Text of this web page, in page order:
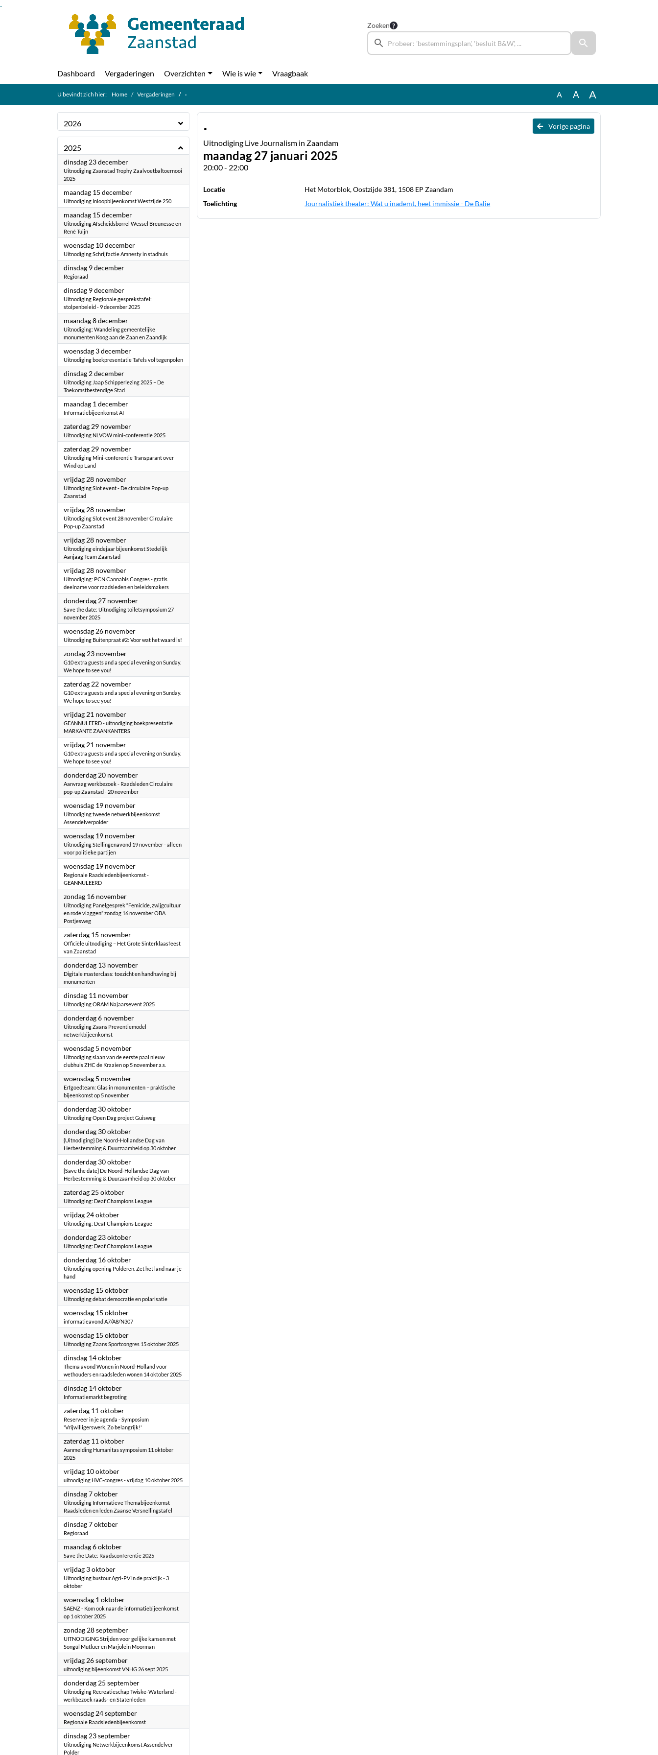
Ga naar de inhoud van deze pagina
Zoeken
Dashboard Vergaderingen Overzichten Wie is wie Vraagbaak
U bevindt zich hier: Home Vergaderingen · A A A
2026
2025
dinsdag 23 december2025
Uitnodiging Zaanstad Trophy Zaalvoetbaltoernooi
2025
maandag 15 december2025
Uitnodiging Inloopbijeenkomst Westzijde 250
maandag 15 december2025
Uitnodiging Afscheidsborrel Wessel Breunesse en
René Tuijn
woensdag 10 december2025
Uitnodiging Schrijfactie Amnesty in stadhuis
dinsdag 9 december2025
Regioraad
dinsdag 9 december2025
Uitnodiging Regionale gesprekstafel:
stolpenbeleid - 9 december 2025
maandag 8 december2025
Uitnodiging: Wandeling gemeentelijke
monumenten Koog aan de Zaan en Zaandijk
woensdag 3 december2025
Uitnodiging boekpresentatie Tafels vol tegenpolen
dinsdag 2 december2025
Uitnodiging Jaap Schipperlezing 2025 – De
Toekomstbestendige Stad
maandag 1 december2025
Informatiebijeenkomst AI
zaterdag 29 november2025
Uitnodiging NLVOW mini-conferentie 2025
zaterdag 29 november2025
Uitnodiging Mini-conferentie Transparant over
Wind op Land
vrijdag 28 november2025
Uitnodiging Slot event - De circulaire Pop-up
Zaanstad
vrijdag 28 november2025
Uitnodiging Slot event 28 november Circulaire
Pop-up Zaanstad
vrijdag 28 november2025
Uitnodiging eindejaar bijeenkomst Stedelijk
Aanjaag Team Zaanstad
vrijdag 28 november2025
Uitnodiging: PCN Cannabis Congres - gratis
deelname voor raadsleden en beleidsmakers
donderdag 27 november2025
Save the date: Uitnodiging toiletsymposium 27
november 2025
woensdag 26 november2025
Uitnodiging Buitenpraat #2: Voor wat het waard is!
zondag 23 november2025
G10 extra guests and a special evening on Sunday.
We hope to see you!
zaterdag 22 november2025
G10 extra guests and a special evening on Sunday.
We hope to see you!
vrijdag 21 november2025
GEANNULEERD - uitnodiging boekpresentatie
MARKANTE ZAANKANTERS
vrijdag 21 november2025
G10 extra guests and a special evening on Sunday.
We hope to see you!
donderdag 20 november2025
Aanvraag werkbezoek - Raadsleden Circulaire
pop-up Zaanstad - 20 november
woensdag 19 november2025
Uitnodiging tweede netwerkbijeenkomst
Assendelverpolder
woensdag 19 november2025
Uitnodiging Stellingenavond 19 november - alleen
voor politieke partijen
woensdag 19 november2025
Regionale Raadsledenbijeenkomst -
GEANNULEERD
zondag 16 november2025
Uitnodiging ​Panelgesprek “Femicide, zwijgcultuur
en rode vlaggen” zondag 16 november OBA
Postjesweg
zaterdag 15 november2025
Officiële uitnodiging – Het Grote Sinterklaasfeest
van Zaanstad
donderdag 13 november2025
Digitale masterclass: toezicht en handhaving bij
monumenten
dinsdag 11 november2025
Uitnodiging ORAM Najaarsevent 2025
donderdag 6 november2025
Uitnodiging Zaans Preventiemodel
netwerkbijeenkomst
woensdag 5 november2025
Uitnodiging slaan van de eerste paal nieuw
clubhuis ZHC de Kraaien op 5 november a.s.
woensdag 5 november2025
Erfgoedteam: Glas in monumenten – praktische
bijeenkomst op 5 november
donderdag 30 oktober2025
Uitnodiging Open Dag project Guisweg
donderdag 30 oktober2025
{Uitnodiging} De Noord-Hollandse Dag van
Herbestemming & Duurzaamheid op 30 oktober
donderdag 30 oktober2025
{Save the date} De Noord-Hollandse Dag van
Herbestemming & Duurzaamheid op 30 oktober
zaterdag 25 oktober2025
Uitnodiging: Deaf Champions League
vrijdag 24 oktober2025
Uitnodiging: Deaf Champions League
donderdag 23 oktober2025
Uitnodiging: Deaf Champions League
donderdag 16 oktober2025
Uitnodiging opening Polderen. Zet het land naar je
hand
woensdag 15 oktober2025
Uitnodiging debat democratie en polarisatie
woensdag 15 oktober2025
informatieavond A7/A8/N307
woensdag 15 oktober2025
Uitnodiging Zaans Sportcongres 15 oktober 2025
dinsdag 14 oktober2025
Thema avond Wonen in Noord-Holland voor
wethouders en raadsleden wonen 14 oktober 2025
dinsdag 14 oktober2025
Informatiemarkt begroting
zaterdag 11 oktober2025
Reserveer in je agenda - Symposium
'Vrijwilligerswerk, Zo belangrijk!'
zaterdag 11 oktober2025
Aanmelding Humanitas symposium 11 oktober
2025
vrijdag 10 oktober2025
uitnodiging HVC-congres - vrijdag 10 oktober 2025
dinsdag 7 oktober2025
Uitnodiging Informatieve Themabijeenkomst
Raadsleden en leden Zaanse Versnellingstafel
dinsdag 7 oktober2025
Regioraad
maandag 6 oktober2025
Save the Date: Raadsconferentie 2025
vrijdag 3 oktober2025
Uitnodiging bustour Agri-PV in de praktijk - 3
oktober
woensdag 1 oktober2025
SAENZ - Kom ook naar de informatiebijeenkomst
op 1 oktober 2025
zondag 28 september2025
UITNODIGING Strijden voor gelijke kansen met
Songül Mutluer en Marjolein Moorman
vrijdag 26 september2025
uitnodiging bijeenkomst VNHG 26 sept 2025
donderdag 25 september2025
Uitnodiging Recreatieschap Twiske-Waterland -
werkbezoek raads- en Statenleden
woensdag 24 september2025
Regionale Raadsledenbijeenkomst
dinsdag 23 september2025
Uitnodiging Netwerkbijeenkomst Assendelver
Polder
Vorige pagina
·
Uitnodiging Live Journalism in Zaandam
maandag 27 januari 2025
20:00 - 22:00
Locatie
Het Motorblok, Oostzijde 381, 1508 EP Zaandam
Toelichting
Journalistiek theater: Wat u inademt, heet immissie - De Balie